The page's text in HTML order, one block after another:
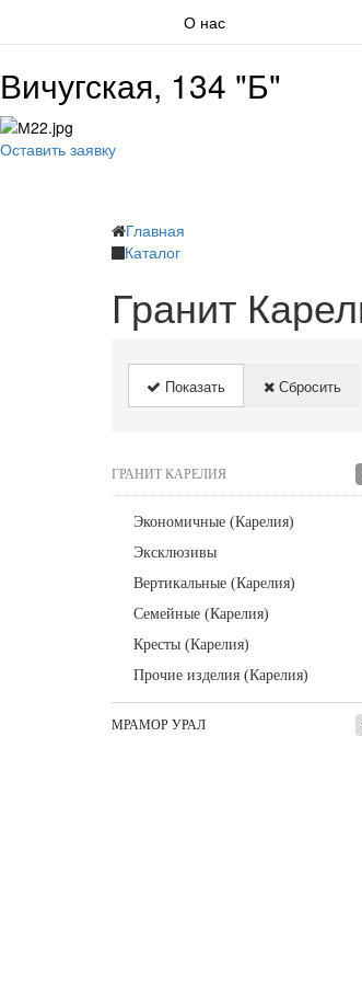
О нас
Вичугская, 134 "Б"
Оставить заявку
Главная
Каталог
Гранит
Показать Сбросить
ГРАНИТ КАРЕЛИЯ
Экономичные (Карелия)
Эксклюзивы
Вертикальные (Карелия)
Семейные (Карелия)
Кресты (Карелия)
Прочие изделия (Карелия)
МРАМОР УРАЛ